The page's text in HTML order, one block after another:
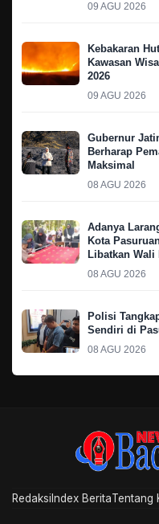
09 AGU 2026
Kebakaran
Kawasan
2026
09 AGU 2026
Gubernur
Berharap
Maksimal
08 AGU 2026
Adanya
Kota
Libatkan Wali
08 AGU 2026
Polisi
Sendiri di
08 AGU 2026
Redaksi Index BeritaTentang